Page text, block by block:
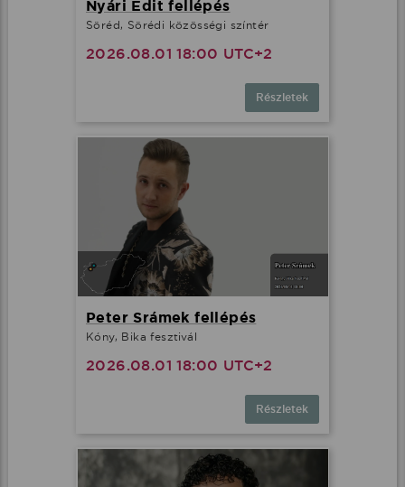
Nyári Edit fellépés
Söréd, Sörédi közösségi színtér
2026.08.01 18:00 UTC+2
Részletek
Peter Srámek fellépés
Kóny, Bika fesztivál
2026.08.01 18:00 UTC+2
Részletek